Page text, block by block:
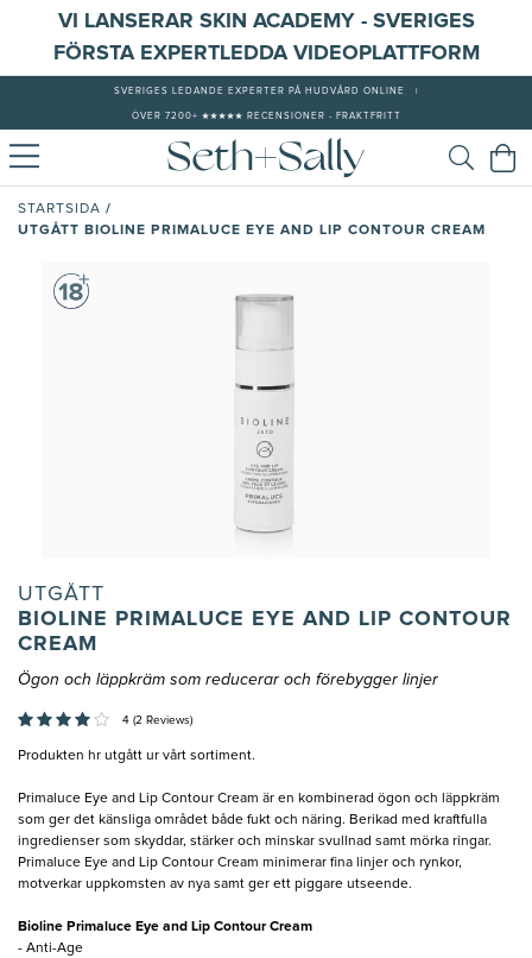
VI LANSERAR SKIN ACADEMY - SVERIGES
FÖRSTA EXPERTLEDDA VIDEOPLATTFORM
SVERIGES LEDANDE EXPERTER PÅ HUDVÅRD ONLINE
ÖVER 7200+ ★★★★★ RECENSIONER - FRAKTFRITT
STARTSIDA /
UTGÅTT BIOLINE PRIMALUCE EYE AND LIP CONTOUR CREAM
UTGÅTT
BIOLINE PRIMALUCE EYE AND LIP CONTOUR
CREAM
Ögon och läppkräm som reducerar och förebygger linjer
4 (2 Reviews)
Produkten hr utgått ur vårt sortiment.
Primaluce Eye and Lip Contour Cream är en kombinerad ögon och läppkräm
som ger det känsliga området både fukt och näring. Berikad med kraftfulla
ingredienser som skyddar, stärker och minskar svullnad samt mörka ringar.
Primaluce Eye and Lip Contour Cream minimerar fina linjer och rynkor,
motverkar uppkomsten av nya samt ger ett piggare utseende.
Bioline Primaluce Eye and Lip Contour Cream
- Anti-Age